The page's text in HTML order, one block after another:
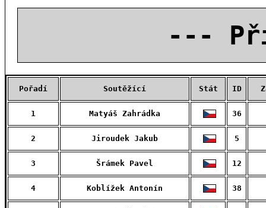
---
Pořadí Soutěžící Stát ID
1 Matyáš Zahrádka 36
2 Jiroudek Jakub 5
3 Šrámek Pavel 12
4 Koblížek Antonín 38